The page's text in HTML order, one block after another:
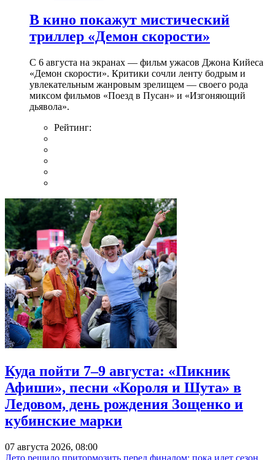
В кино покажут мистический
триллер «Демон скорости»
С 6 августа на экранах — фильм ужасов Джона Кийеса
«Демон скорости». Критики сочли ленту бодрым и
увлекательным жанровым зрелищeм — своего рода
миксом фильмов «Поезд в Пусан» и «Изгоняющий
дьявола».
Рейтинг:
Куда пойти 7–9 августа: «Пикник
Афиши», песни «Короля и Шута» в
Ледовом, день рождения Зощенко и
кубинские марки
07 августа 2026, 08:00
Лето решило притормозить перед финалом: пока идет сезон